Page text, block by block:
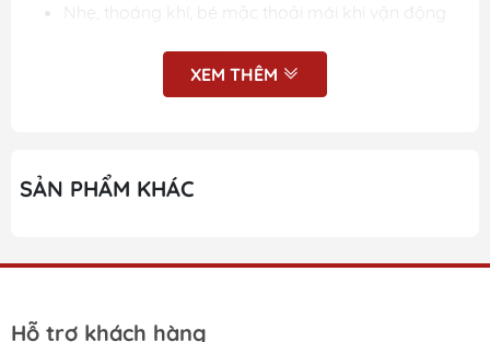
Nhẹ, thoáng khí, bé mặc thoải mái khi vận động
Điểm nổi bật sản phẩm
Tay bồng voan tạo nét tiểu thư dễ thương
Dáng váy xòe công chúa, lên form cực đẹp
📏Size
XEM THÊM
SẢN PHẨM KHÁC
Hỗ trợ khách hàng